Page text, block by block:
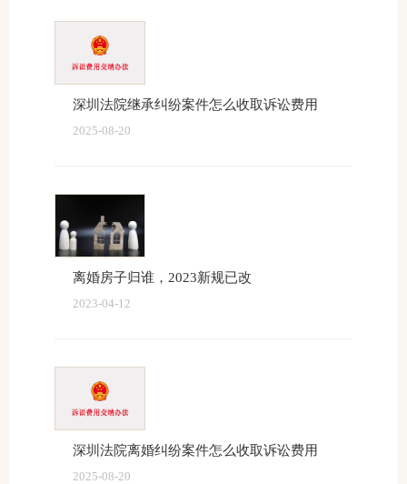
深圳法院继承纠纷案件怎么收取诉讼费用
2025-08-20
离婚房子归谁，2023新规已改
2023-04-12
深圳法院离婚纠纷案件怎么收取诉讼费用
2025-08-20